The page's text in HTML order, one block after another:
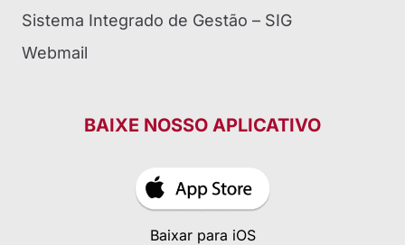
Sistema Integrado de Gestão – SIG
Webmail
BAIXE NOSSO APLICATIVO
Baixar para iOS